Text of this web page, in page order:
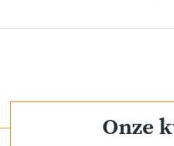
Onze